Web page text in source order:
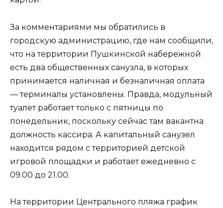
За комментариями мы обратились в
городскую администрацию, где нам сообщили,
что на территории Пушкинской набережной
есть два общественных санузла, в которых
принимается наличная и безналичная оплата
— терминалы установлены. Правда, модульный
туалет работает только с пятницы по
понедельник, поскольку сейчас там вакантна
должность кассира. А капитальный санузел
находится рядом с территорией детской
игровой площадки и работает ежедневно с
09.00 до 21.00.
На территории Центрального пляжа график